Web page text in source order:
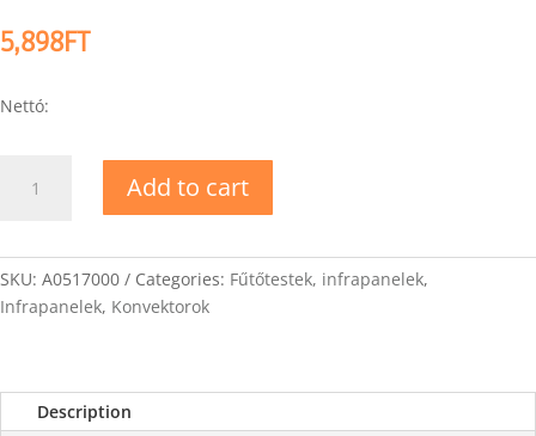
5,898FT
Nettó:
Univerzális
quantity
Add to cart
SKU: A0517000 Categories: Fűtőtestek, infrapanelek,
Infrapanelek, Konvektorok
Description